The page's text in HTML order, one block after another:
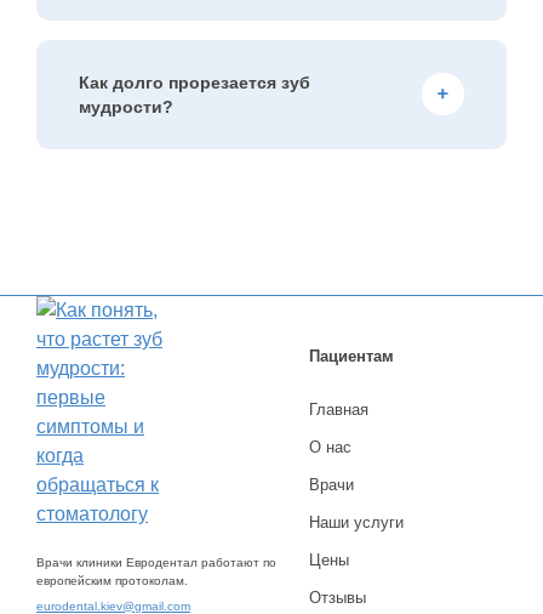
все «восьмерки». Иногда человек может
прожить всю жизнь с непрорезавшимися
Как долго прорезается зуб
мудрости?
Врачи клиники Евродентал работают по
европейским протоколам.
eurodental.kiev@gmail.com
Пациентам
Главная
О нас
Врачи
Наши услуги
Цены
Отзывы